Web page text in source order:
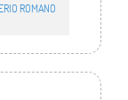
ROMANO